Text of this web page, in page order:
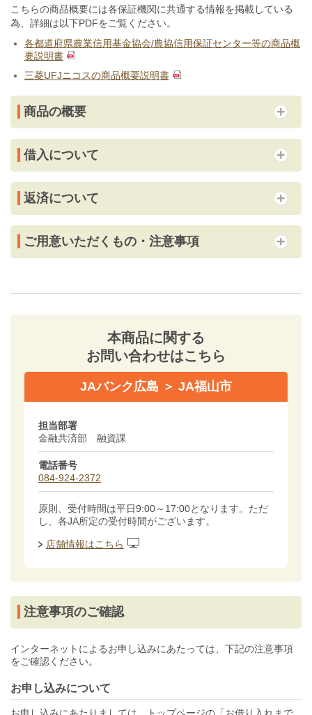
こちらの商品概要には各保証機関に共通する情報を掲載している
為、詳細は以下PDFをご覧ください。
各都道府県農業信用基金協会/農協信用保証センター等の商品概
要説明書
三菱UFJニコスの商品概要説明書
商品の概要
借入について
返済について
ご用意いただくもの・注意事項
本商品に関する
お問い合わせはこちら
JAバンク広島 ＞ JA福山市
担当部署
金融共済部 融資課
電話番号
084-924-2372
原則、受付時間は平日9:00～17:00となります。ただ
し、各JA所定の受付時間がございます。
店舗情報はこちら
注意事項のご確認
インターネットによるお申し込みにあたっては、下記の注意事項
をご確認ください。
お申し込みについて